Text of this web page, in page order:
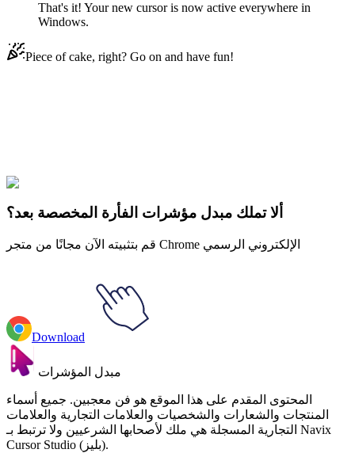
That's it! Your new cursor is now active everywhere in
Windows.
Piece of cake, right? Go on and have fun!
Explore All Collections
ألا تملك مبدل مؤشرات الفأرة المخصصة بعد؟
قم بتثبيته الآن مجانًا من متجر Chrome الإلكتروني الرسمي
Download
مبدل المؤشرات
المحتوى المقدم على هذا الموقع هو فن معجبين. جميع أسماء
المنتجات والشعارات والشخصيات والعلامات التجارية والعلامات
التجارية المسجلة هي ملك لأصحابها الشرعيين ولا ترتبط بـ Navix
Cursor Studio (بليز).